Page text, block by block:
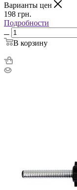
Варианты цен
198 грн.
Подробности
В корзину